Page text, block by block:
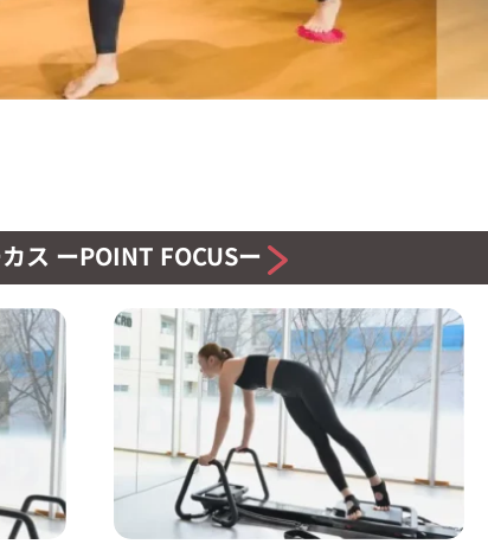
ス ーPOINT FOCUSー